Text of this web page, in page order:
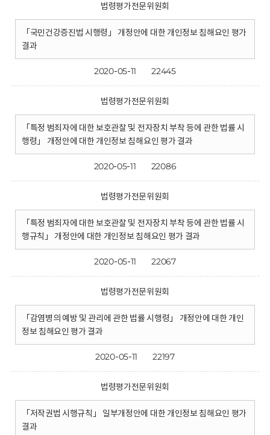
법령평가전문위원회
「국민건강증진법 시행령」 개정안에 대한 개인정보 침해요인 평가
결과
2020-05-11 22445
법령평가전문위원회
「특정 범죄자에 대한 보호관찰 및 전자장치 부착 등에 관한 법률 시
행령」 개정안에 대한 개인정보 침해요인 평가 결과
2020-05-11 22086
법령평가전문위원회
「특정 범죄자에 대한 보호관찰 및 전자장치 부착 등에 관한 법률 시
행규칙」 개정안에 대한 개인정보 침해요인 평가 결과
2020-05-11 22067
법령평가전문위원회
「감염병의 예방 및 관리에 관한 법률 시행령」 개정안에 대한 개인
정보 침해요인 평가 결과
2020-05-11 22197
법령평가전문위원회
「저작권법 시행규칙」 일부개정안에 대한 개인정보 침해요인 평가
결과